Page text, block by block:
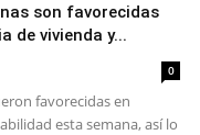
son favorecidas
de vivienda y...
0
favorecidas en
esta semana, así lo